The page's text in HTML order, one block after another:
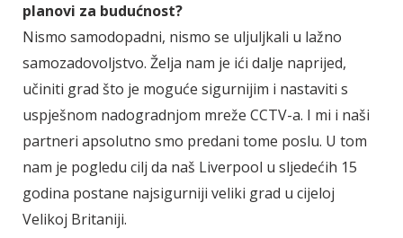
planovi za budućnost?
Nismo samodopadni, nismo se uljuljkali u lažno
samozadovoljstvo. Želja nam je ići dalje naprijed,
učiniti grad što je moguće sigurnijim i nastaviti s
uspješnom nadogradnjom mreže CCTV-a. I mi i naši
partneri apsolutno smo predani tome poslu. U tom
nam je pogledu cilj da naš Liverpool u sljedećih 15
godina postane najsigurniji veliki grad u cijeloj
Velikoj Britaniji.